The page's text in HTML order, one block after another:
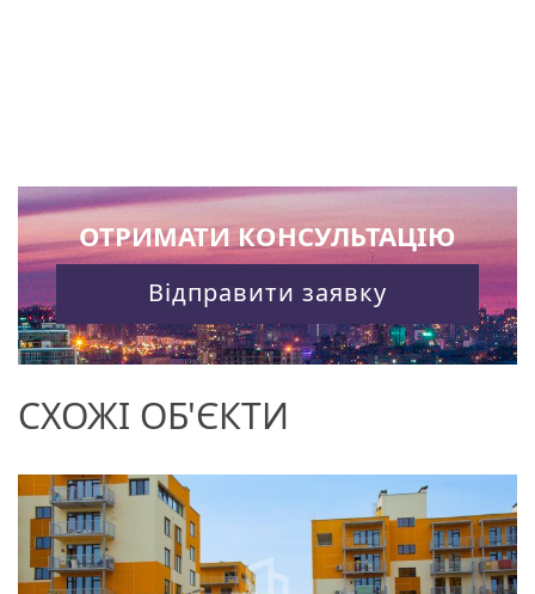
ОТРИМАТИ КОНСУЛЬТАЦІЮ
Відправити заявку
СХОЖІ ОБ'ЄКТИ